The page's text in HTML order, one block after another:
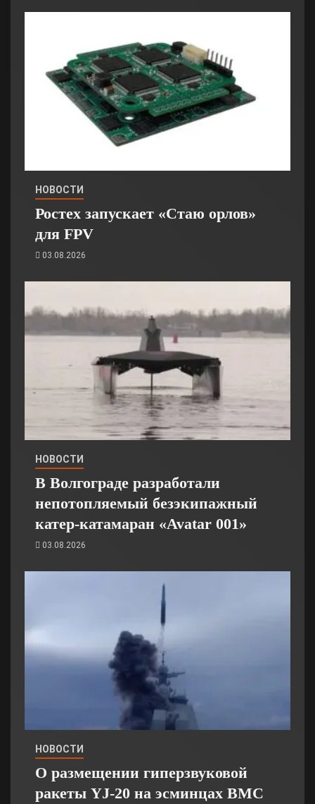
НОВОСТИ
Ростех запускает «Стаю орлов»
для FPV
03.08.2026
НОВОСТИ
В Волгограде разработали
непотопляемый безэкипажный
катер-катамаран «Avatar 001»
03.08.2026
НОВОСТИ
О размещении гиперзвуковой
ракеты YJ-20 на эсминцах ВМС